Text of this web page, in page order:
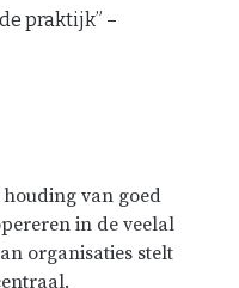
praktijk” –
van goed
in de veelal
organisaties stelt